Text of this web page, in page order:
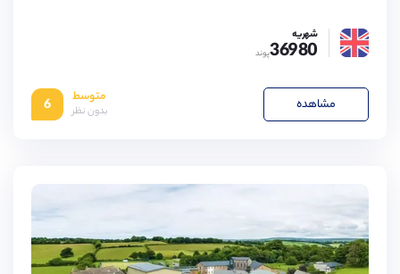
9,
12,
شهریه
36980پوند
مشاهده 6 متوسط
بدون نظر